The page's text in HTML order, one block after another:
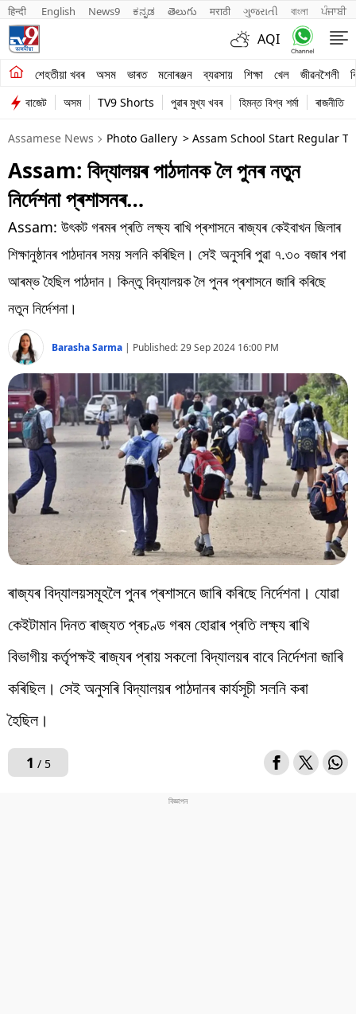
हिन्दी English News9 ಕನ್ನಡ తెలుగు मराठी ગુજરાતી বাংলা ਪੰਜਾਬੀ
AQI
শেহতীয়া খবৰ অসম ভাৰত মনোৰঞ্জন ব্যৱসায় শিক্ষা খেল জীৱনশৈলী
শেহতীয়া খবৰ
অসম
ভাৰত
মনোৰঞ্জন
শিক্ষা
খেল
জীৱনশৈলী
বিশ্ব
প্ৰযুক্তি
Videos
বাজেট অসম TV9 Shorts পুৱাৰ মুখ্য খবৰ হিমন্ত বিশ্ব শৰ্মা ৰাজনীতি
Assamese News Photo Gallery > Assam School Start Regular
Assam: বিদ্যালয়ৰ পাঠদানক লৈ পুনৰ নতুন
নিৰ্দেশনা প্ৰশাসনৰ…
Assam: উৎকট গৰমৰ প্ৰতি লক্ষ্য ৰাখি প্ৰশাসনে ৰাজ্যৰ কেইবাখন জিলাৰ
শিক্ষানুষ্ঠানৰ পাঠদানৰ সময় সলনি কৰিছিল। সেই অনুসৰি পুৱা ৭.৩০ বজাৰ পৰা
আৰম্ভ হৈছিল পাঠদান। কিন্তু বিদ্যালয়ক লৈ পুনৰ প্ৰশাসনে জাৰি কৰিছে
নতুন নিৰ্দেশনা।
Barasha Sarma | Published:29 Sep 2024 16:00 PM
ৰাজ্যৰ বিদ্যালয়সমূহলৈ পুনৰ প্ৰশাসনে জাৰি কৰিছে নিৰ্দেশনা। যোৱা
কেইটামান দিনত ৰাজ্যত প্ৰচণ্ড গৰম হোৱাৰ প্ৰতি লক্ষ্য ৰাখি
বিভাগীয় কৰ্তৃপক্ষই ৰাজ্যৰ প্ৰায় সকলো বিদ্যালয়ৰ বাবে নিৰ্দেশনা জাৰি
কৰিছিল। সেই অনুসৰি বিদ্যালয়ৰ পাঠদানৰ কাৰ্যসূচী সলনি কৰা
হৈছিল।
1 / 5